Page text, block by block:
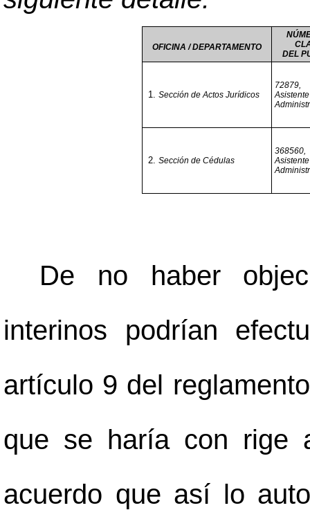
OFICINA / DEPARTAMENTO
DEL
Sección de Actos Jurídicos
72879,
Asistente
Sección de Cédulas
368560,
Asistente
De no haber
interinos podrían
artículo 9 del
que se haría con rige
acuerdo que así lo